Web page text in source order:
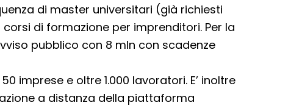
di master universitari (già richiesti
di formazione per imprenditori. Per la
pubblico con 8 mln con scadenze
imprese e oltre 1.000 lavoratori. E’ inoltre
a distanza della piattaforma